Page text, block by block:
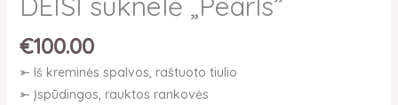
€100.00
⤜ Iš kreminės spalvos, raštuoto tiulio
⤜ Įspūdingos, rauktos rankovės